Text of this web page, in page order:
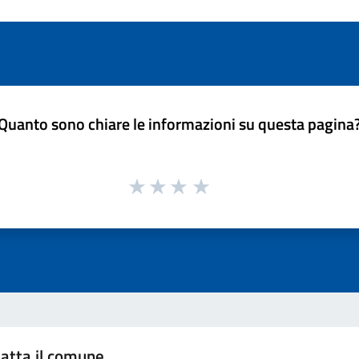
sono chiare le informazioni su questa